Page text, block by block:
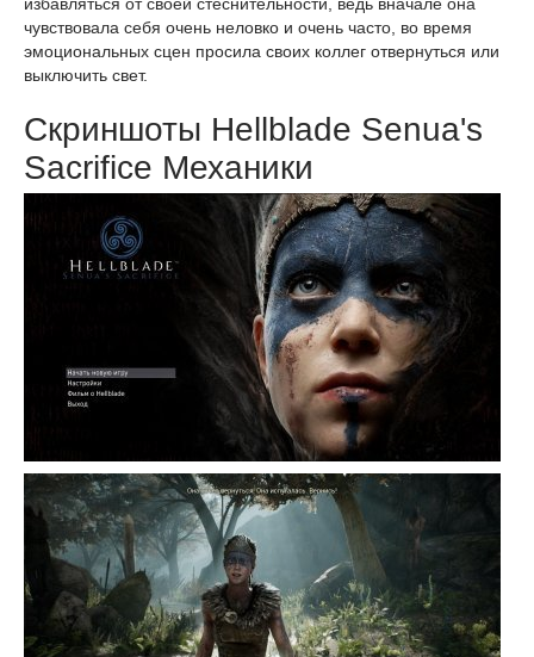
чувствовала себя очень неловко и очень часто, во время
эмоциональных сцен просила своих коллег отвернуться или
выключить свет.
Скриншоты Hellblade Senua's
Sacrifice Механики